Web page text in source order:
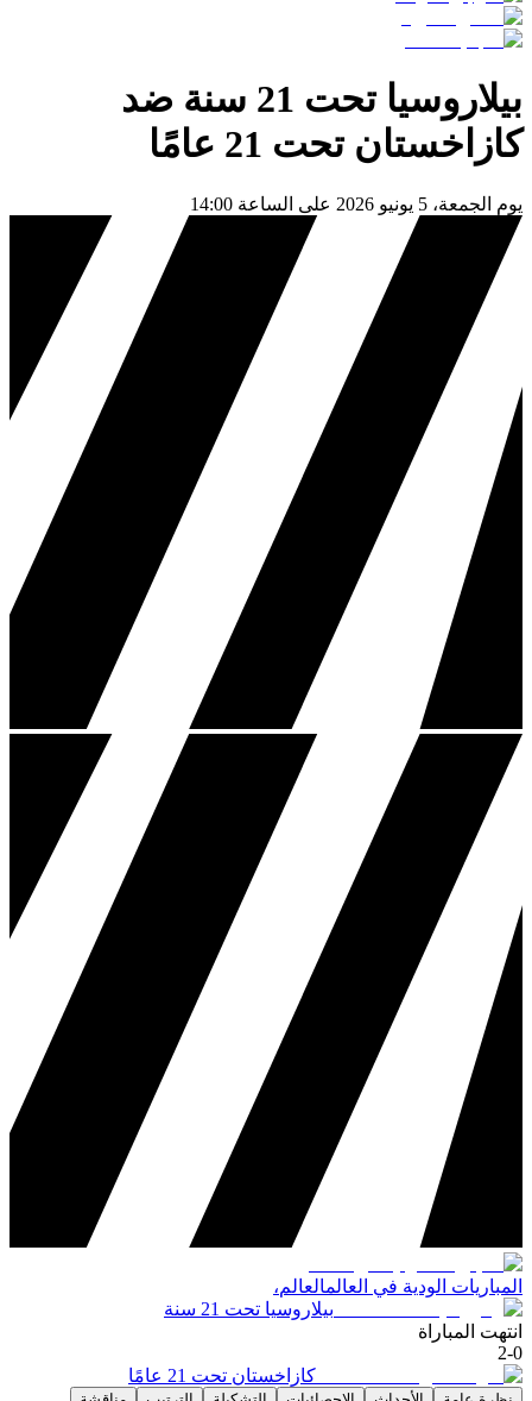
بيلاروسيا تحت 21 سنة
ضد
كازاخستان تحت 21 عامًا
يوم الجمعة، 5 يونيو 2026 على الساعة 14:00
المباريات الودية في العالمالعالم،
بيلاروسيا تحت 21 سنة
انتهت المباراة
2-0
كازاخستان تحت 21 عامًا